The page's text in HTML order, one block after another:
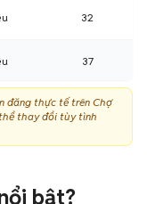
32
37
36
32
đăng thực tế trên Chợ
thay đổi tùy tình
bật?